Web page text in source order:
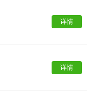
详情
详情